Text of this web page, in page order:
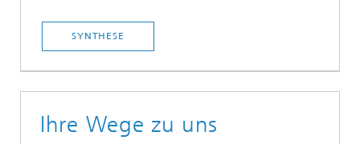
SYNTHESE
Ihre Wege zu uns